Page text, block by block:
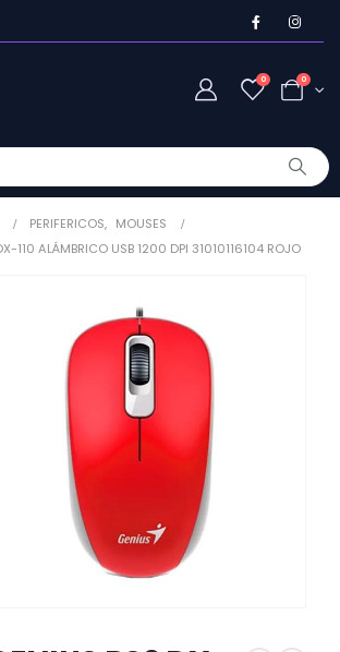
0 0
PERIFERICOS, MOUSES
110 ALÁMBRICO USB 1200 DPI 31010116104 ROJO